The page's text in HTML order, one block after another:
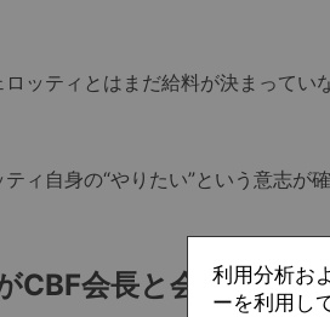
ッティとはまだ給料が決まってい
ィ自身の“やりたい”という意志が
CBF会長と会談利用分析お
ーを利用し